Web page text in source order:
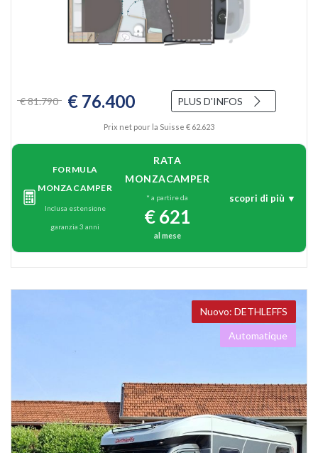
€ 81.790 € 76.400 PLUS D'INFOS
Prix net pour la Suisse € 62.623
FORMULA
MONZACAMPER
Inclusa estensione
garanzia 3 anni
RATA
MONZACAMPER
* a partire da
€ 621
al mese
scopri di più ▼
DETHLEFFS
Automatique